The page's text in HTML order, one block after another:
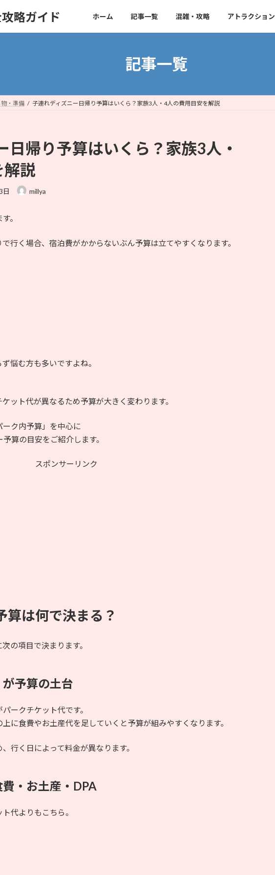
略ガイド ホーム 記事一覧 混雑・攻略 アトラクション
記事一覧
・準備 子連れディズニー日帰り予算はいくら？家族3人・4人の費用目安を解説
日帰り予算はいくら？家族3人・
解説
日 millya
。
行く場合、宿泊費がかからないぶん予算は立てやすくなります。
悩む方も多いですよね。
ット代が異なるため予算が大きく変わります。
ク内予算」を中心に
算の目安をご紹介します。
スポンサーリンク
算は何で決まる？
の項目で決まります。
予算の土台
ークチケット代です。
に食費やお土産代を足していくと予算が組みやすくなります。
行く日によって料金が異なります。
・お土産・DPA
代よりもこちら。